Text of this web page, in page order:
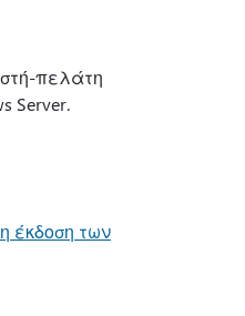
πελάτη
Server.
έκδοση των